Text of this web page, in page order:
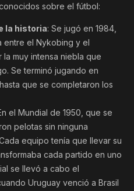
sobre el fútbol:
la historia: Se jugó en 1984,
entre el Nykobing y el
muy intensa niebla que
Se terminó jugando en
que se completaron los
el Mundial de 1950, que se
pelotas sin ninguna
equipo tenía que llevar su
cada partido en uno
se llevó a cabo el
Uruguay venció a Brasil